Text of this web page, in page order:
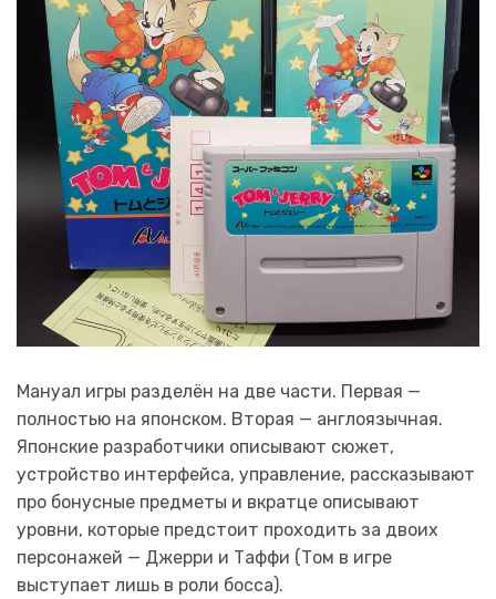
Мануал игры разделён на две части. Первая —
полностью на японском. Вторая — англоязычная.
Японские разработчики описывают сюжет,
устройство интерфейса, управление, рассказывают
про бонусные предметы и вкратце описывают
уровни, которые предстоит проходить за двоих
персонажей — Джерри и Таффи (Том в игре
выступает лишь в роли босса).